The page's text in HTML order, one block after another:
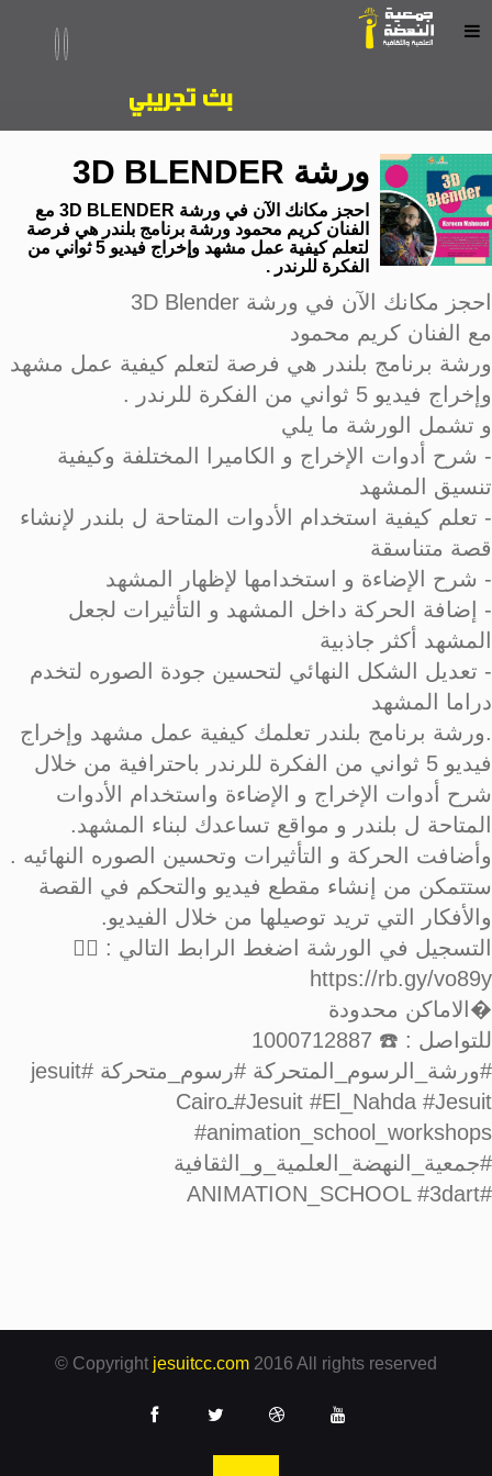
ورشة 3D BLENDER
احجز مكانك الآن في ورشة 3D BLENDER مع
الفنان كريم محمود ورشة برنامج بلندر هي فرصة
لتعلم كيفية عمل مشهد وإخراج فيديو 5 ثواني من
الفكرة للرندر .
احجز مكانك الآن في ورشة 3D Blender
مع الفنان كريم محمود
ورشة برنامج بلندر هي فرصة لتعلم كيفية عمل مشهد
وإخراج فيديو 5 ثواني من الفكرة للرندر .
و تشمل الورشة ما يلي
- شرح أدوات الإخراج و الكاميرا المختلفة وكيفية
تنسيق المشهد
- تعلم كيفية استخدام الأدوات المتاحة ل بلندر لإنشاء
قصة متناسقة
- شرح الإضاءة و استخدامها لإظهار المشهد
- إضافة الحركة داخل المشهد و التأثيرات لجعل
المشهد أكثر جاذبية
- تعديل الشكل النهائي لتحسين جودة الصوره لتخدم
دراما المشهد
.ورشة برنامج بلندر تعلمك كيفية عمل مشهد وإخراج
فيديو 5 ثواني من الفكرة للرندر باحترافية من خلال
شرح أدوات الإخراج و الإضاءة واستخدام الأدوات
المتاحة ل بلندر و مواقع تساعدك لبناء المشهد.
وأضافت الحركة و التأثيرات وتحسين الصوره النهائيه .
ستتمكن من إنشاء مقطع فيديو والتحكم في القصة
والأفكار التي تريد توصيلها من خلال الفيديو.
التسجيل في الورشة اضغط الرابط التالي : 👈🏻
https://rb.gy/vo89y
�الاماكن محدودة
للتواصل : ☎️ 1000712887
#ورشة_الرسوم_المتحركة #رسوم_متحركة #jesuit
#Jesuit #El_Nahda #JesuitـCairo
#animation_school_workshops
#جمعية_النهضة_العلمية_و_الثقافية
#ANIMATION_SCHOOL #3dart
© Copyright jesuitcc.com 2016 All rights reserved